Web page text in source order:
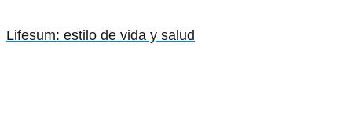
Lifesum: estilo de vida y salud